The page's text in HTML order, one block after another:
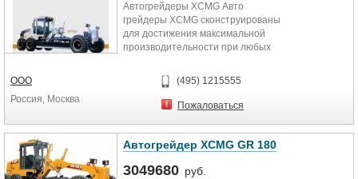
Автогрейдеры XCMG Авто
грейдеры XCMG сконструированы
для достижения максимальной
производительности при любых
ООО
Россия, Москва
(495) 1215555
Пожаловаться
Автогрейдер XCMG GR 180
3049680 руб.